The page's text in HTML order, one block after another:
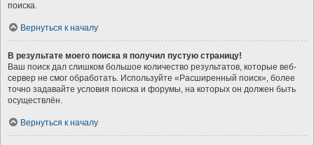
поиска.
Вернуться к началу
В результате моего поиска я получил пустую страницу!
Ваш поиск дал слишком большое количество результатов, которые веб-
сервер не смог обработать. Используйте «Расширенный поиск», более
точно задавайте условия поиска и форумы, на которых он должен быть
осуществлён.
Вернуться к началу